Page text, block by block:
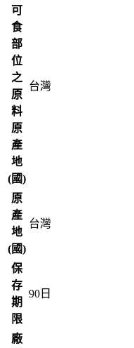
可
食
部
位
之
原
料
原
產
地
(國)
台灣
原
產
地
(國)
台灣
保
存
期
限
90 日
廠